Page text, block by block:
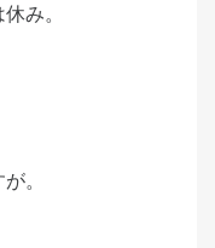
み。
。